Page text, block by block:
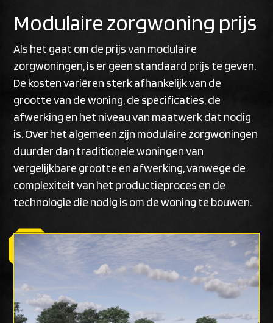
Modulaire zorgwoning prijs
Als het gaat om de prijs van modulaire
zorgwoningen, is er geen standaard prijs te geven.
De kosten variëren sterk afhankelijk van de
grootte van de woning, de specificaties, de
afwerking en het niveau van maatwerk dat nodig
is. Over het algemeen zijn modulaire zorgwoningen
duurder dan traditionele woningen van
vergelijkbare grootte en afwerking, vanwege de
complexiteit van het productieproces en de
technologie die nodig is om de woning te bouwen.